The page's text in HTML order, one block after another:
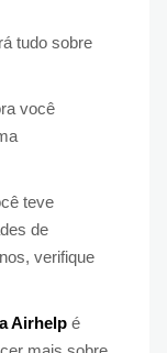
tudo sobre
você
teve
de
verifique
Airhelp é